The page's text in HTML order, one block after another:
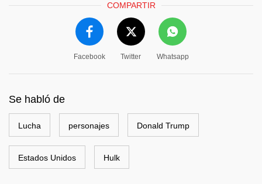
COMPARTIR
Facebook Twitter Whatsapp
Se habló de
Lucha personajes Donald Trump
Estados Unidos Hulk